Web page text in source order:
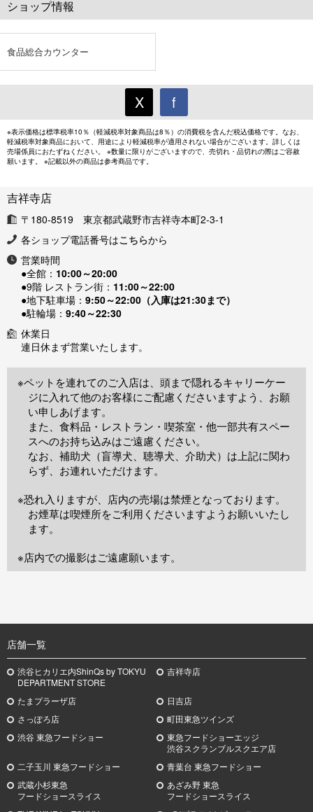
ショップ情報
食品総合カウンター
X f
※表示価格は標準税率10％（軽減税率対象商品は8％）の消費税を含んだ税込価格です。なお、
軽減税率対象商品において、用途により軽減税率が適用されない場合がございます。詳しくは
売場係員におたずねください。 ※数量に限りがございますので、売切れ・品切れの際はご容赦
願います。 ※記載以外の商品は参考商品です。
吉祥寺店
〒180-8519 東京都武蔵野市吉祥寺本町2-3-1
各ショップ電話番号はこちらから
営業時間
●全館： 10:00～20:00
●9階 レストラン街： 11:00～22:00
●地下駐車場： 9:50～22:00（入庫は21:30まで）
●駐輪場： 9:40～22:30
休業日
連日休まず営業いたします。
※ペットを連れてのご入店は、頭まで隠れるキャリーケー
ジに入れて他のお客様にご配慮くださいますよう、お願
い申しあげます。
また、食料品・レストラン・喫茶室・他一部共有スペー
スへのお持ち込みはご遠慮ください。
なお、補助犬（盲導犬、聴導犬、介助犬）は上記に関わ
らず、お連れいただけます。
※恐れ入りますが、店内の売場は禁煙となっております。
お煙草は喫煙所をご利用くださいますようお願いいたし
ます。
※店内での撮影はご遠慮願います。
店舗一覧
渋谷ヒカリエ内ShinQs by TOKYU
DEPARTMENT STORE
吉祥寺店
たまプラーザ店
日吉店
さっぽろ店
町田東急ツインズ
渋谷 東急フードショー
東急フードショーエッジ
渋谷スクランブルスクエア店
二子玉川 東急フードショー
青葉台 東急フードショー
武蔵小杉東急
フードショースライス
あざみ野東急
フードショースライス